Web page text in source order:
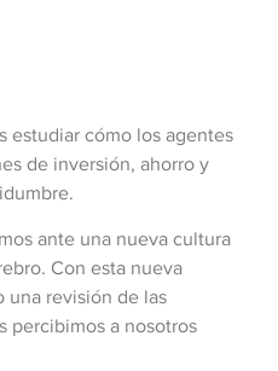
estudiar cómo los agentes
de inversión, ahorro y
ante una nueva cultura
Con esta nueva
una revisión de las
percibimos a nosotros